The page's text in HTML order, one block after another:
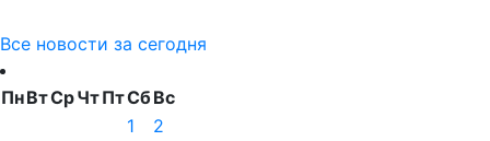
Все новости за сегодня
ПнВтСрЧтПтСбВс
1
2